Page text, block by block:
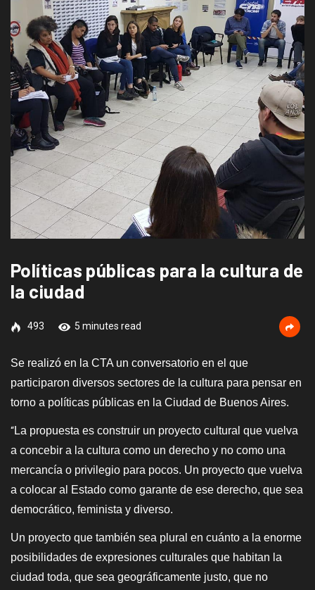
Políticas públicas para la cultura de
la ciudad
493 5 minutes read
Se realizó en la CTA un conversatorio en el que
participaron diversos sectores de la cultura para pensar en
torno a políticas públicas en la Ciudad de Buenos Aires.
“La propuesta es construir un proyecto cultural que vuelva
a concebir a la cultura como un derecho y no como una
mercancía o privilegio para pocos. Un proyecto que vuelva
a colocar al Estado como garante de ese derecho, que sea
democrático, feminista y diverso.
Un proyecto que también sea plural en cuánto a la enorme
posibilidades de expresiones culturales que habitan la
ciudad toda, que sea geográficamente justo, que no